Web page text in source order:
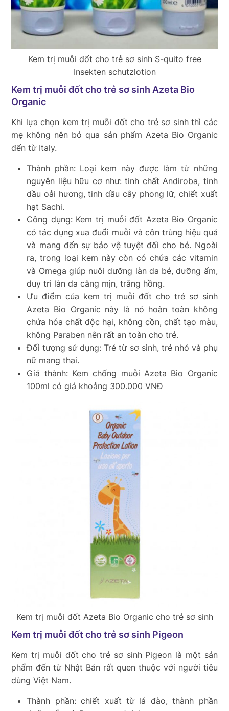
Kem trị muỗi đốt cho trẻ sơ sinh S-quito free
Insekten schutzlotion
Kem trị muỗi đốt cho trẻ sơ sinh Azeta Bio
Organic
Khi lựa chọn kem trị muỗi đốt cho trẻ sơ sinhthì các
mẹ không nên bỏ qua sản phẩm Azeta Bio Organic
đến từ Italy.
Thành phần: Loại kem này được làm từ những
nguyên liệu hữu cơ như: tinh chất Andiroba, tinh
dầu oải hương, tinh dầu cây phong lữ, chiết xuất
hạt Sachi.
Công dụng: Kem trị muỗi đốt Azeta Bio Organic
có tác dụng xua đuổi muỗi và côn trùng hiệu quả
và mang đến sự bảo vệ tuyệt đối cho bé. Ngoài
ra, trong loại kem này còn có chứa các vitamin
và Omega giúp nuôi dưỡng làn da bé, dưỡng ẩm,
duy trì làn da căng mịn, trắng hồng.
Ưu điểm của kem trị muỗi đốt cho trẻ sơ sinh
Azeta Bio Organic này là nó hoàn toàn không
chứa hóa chất độc hại, không cồn, chất tạo màu,
không Paraben nên rất an toàn cho trẻ.
Đối tượng sử dụng: Trẻ từ sơ sinh, trẻ nhỏ và phụ
nữ mang thai.
Giá thành: Kem chống muỗi Azeta Bio Organic
100ml có giá khoảng 300.000 VNĐ
Kem trị muỗi đốt Azeta Bio Organic cho trẻ sơ sinh
Kem trị muỗi đốt cho trẻ sơ sinh Pigeon
Kem trị muỗi đốt cho trẻ sơ sinh Pigeon là một sản
phẩm đến từ Nhật Bản rất quen thuộc với người tiêu
dùng Việt Nam.
Thành phần: chiết xuất từ lá đào, thành phần